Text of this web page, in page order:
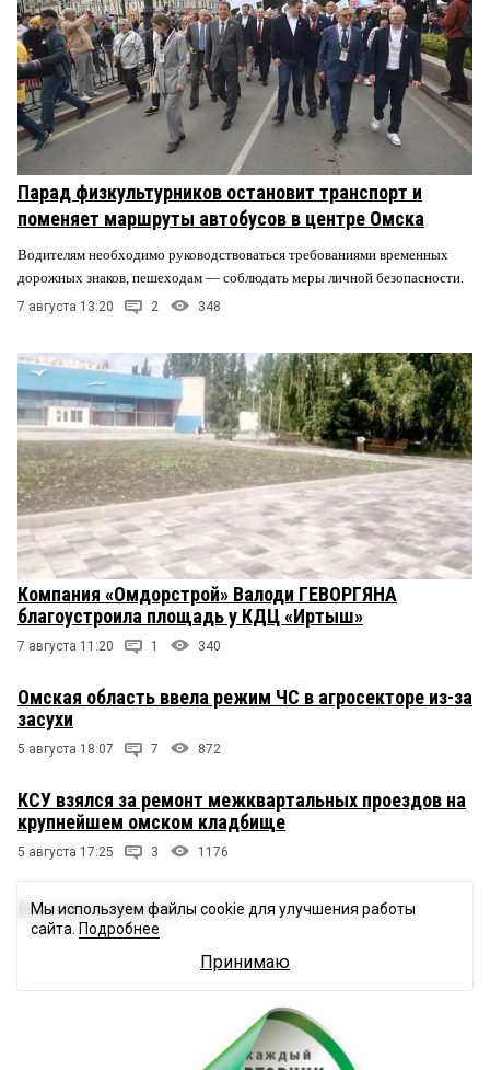
Парад физкультурников остановит транспорт и
поменяет маршруты автобусов в центре Омска
Водителям необходимо руководствоваться требованиями временных
дорожных знаков, пешеходам — соблюдать меры личной безопасности.
7 августа 13:20 2 348
Компания «Омдорстрой» Валоди ГЕВОРГЯНА
благоустроила площадь у КДЦ «Иртыш»
7 августа 11:20 1 340
Омская область ввела режим ЧС в агросекторе из-за
засухи
5 августа 18:07 7 872
КСУ взялся за ремонт межквартальных проездов на
крупнейшем омском кладбище
5 августа 17:25 3 1176
Все новости общества→
Мы используем файлы cookie для улучшения работы
сайта. Подробнее
Принимаю